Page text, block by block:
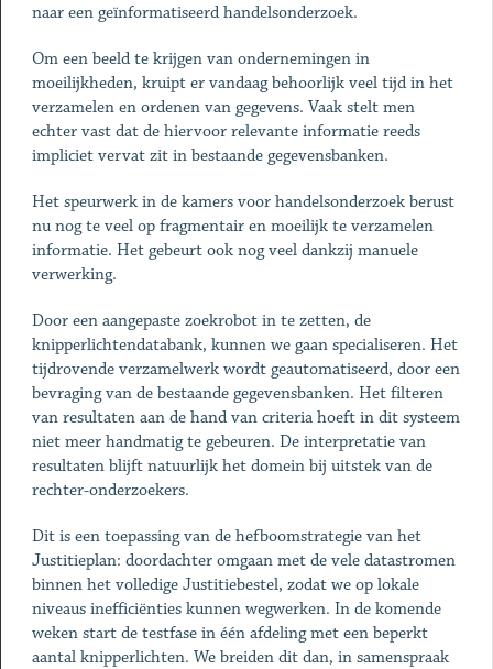
naar een geïnformatiseerd handelsonderzoek.
Om een beeld te krijgen van ondernemingen in
moeilijkheden, kruipt er vandaag behoorlijk veel tijd in het
verzamelen en ordenen van gegevens. Vaak stelt men
echter vast dat de hiervoor relevante informatie reeds
impliciet vervat zit in bestaande gegevensbanken.
Het speurwerk in de kamers voor handelsonderzoek berust
nu nog te veel op fragmentair en moeilijk te verzamelen
informatie. Het gebeurt ook nog veel dankzij manuele
verwerking.
Door een aangepaste zoekrobot in te zetten, de
knipperlichtendatabank, kunnen we gaan specialiseren. Het
tijdrovende verzamelwerk wordt geautomatiseerd, door een
bevraging van de bestaande gegevensbanken. Het filteren
van resultaten aan de hand van criteria hoeft in dit systeem
niet meer handmatig te gebeuren. De interpretatie van
resultaten blijft natuurlijk het domein bij uitstek van de
rechter-onderzoekers.
Dit is een toepassing van de hefboomstrategie van het
Justitieplan: doordachter omgaan met de vele datastromen
binnen het volledige Justitiebestel, zodat we op lokale
niveaus inefficiënties kunnen wegwerken. In de komende
weken start de testfase in één afdeling met een beperkt
aantal knipperlichten. We breiden dit dan, in samenspraak